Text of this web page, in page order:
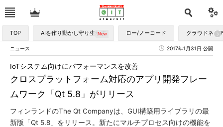
TOP AIを作り動かし守り生かす ロー/ノーコード クラウドネイ
ニュース 2017年1月31日 公開
クロスプラットフォーム対応のアプリ開発フレー
ムワーク「Qt 5.8」がリリース
IoTシステム向けにパフォーマンスを改善
フィンランドのThe Qt Companyは、GUI構築用ライブラリの最
新版「Qt 5.8」をリリース。新たにマルチプロセス向けの機能を